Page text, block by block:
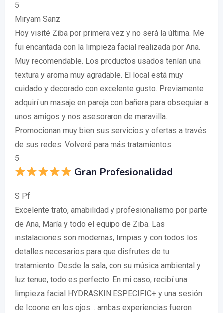
5
Miryam Sanz
Hoy visité Ziba por primera vez y no será la última. Me
fui encantada con la limpieza facial realizada por Ana.
Muy recomendable. Los productos usados tenían una
textura y aroma muy agradable. El local está muy
cuidado y decorado con excelente gusto. Previamente
adquirí un masaje en pareja con bañera para obsequiar a
unos amigos y nos asesoraron de maravilla.
Promocionan muy bien sus servicios y ofertas a través
de sus redes. Volveré para más tratamientos.
5
Gran Profesionalidad
S Pf
Excelente trato, amabilidad y profesionalismo por parte
de Ana, María y todo el equipo de Ziba. Las
instalaciones son modernas, limpias y con todos los
detalles necesarios para que disfrutes de tu
tratamiento. Desde la sala, con su música ambiental y
luz tenue, todo es perfecto. En mi caso, recibí una
limpieza facial HYDRASKIN ESPECIFIC+ y una sesión
de Icoone en los ojos… ambas experiencias fueron